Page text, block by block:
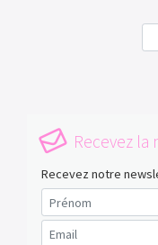
Recevez
Recevez notre